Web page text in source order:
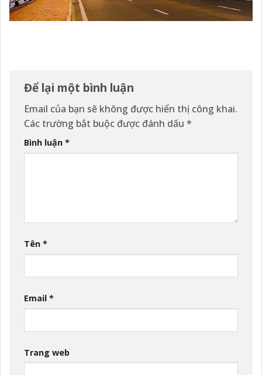
Để lại một bình luận
Email của bạn sẽ không được hiển thị công khai.
Các trường bắt buộc được đánh dấu *
Bình luận *
Tên *
Email *
Trang web